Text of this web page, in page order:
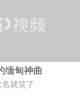
缅甸神曲
就笑了